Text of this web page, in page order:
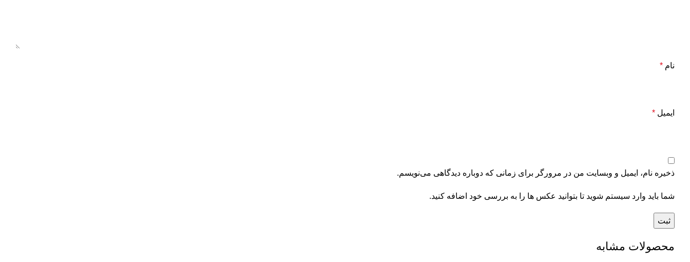
نام *
ایمیل *
ذخیره نام، ایمیل و وبسایت من در مرورگر برای زمانی که دوباره دیدگاهی می‌نویسم.
شما باید وارد سیستم شوید تا بتوانید عکس ها را به بررسی خود اضافه کنید.
محصولات مشابه